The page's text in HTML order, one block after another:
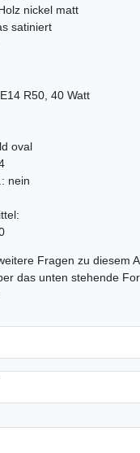
nickel matt
satiniert
R50, 40 Watt
oval
nein
Fragen zu diesem
das unten stehende